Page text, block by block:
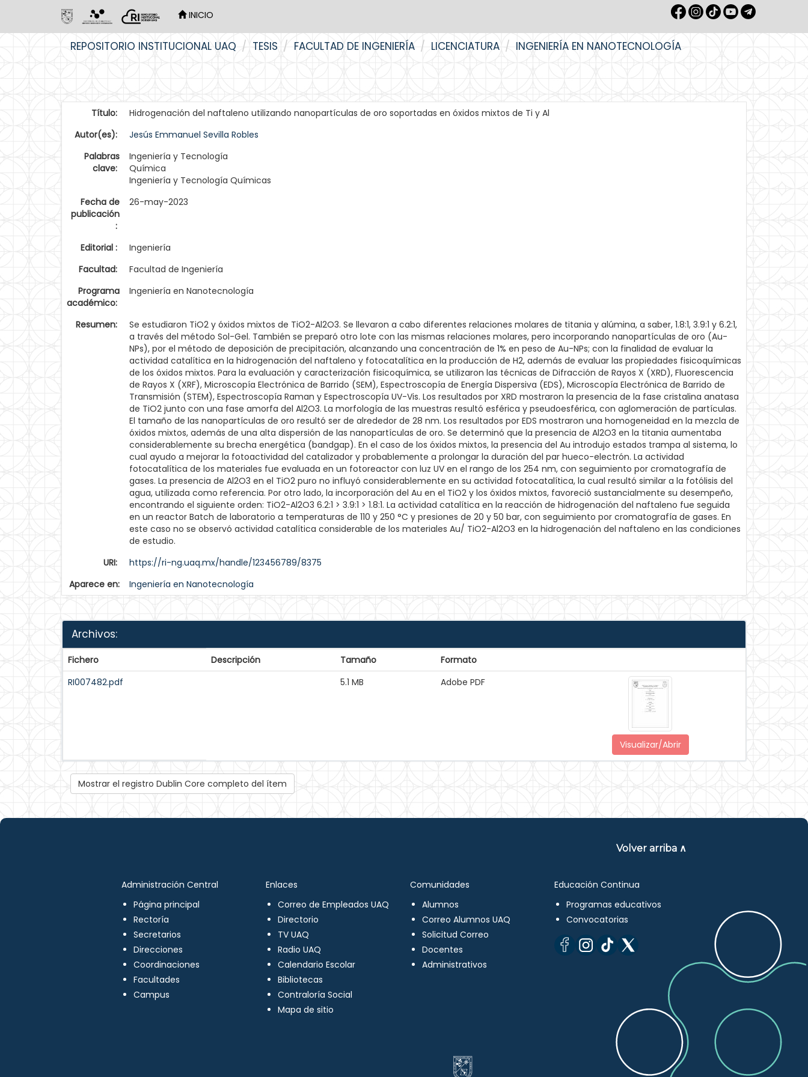
INICIO
REPOSITORIO INSTITUCIONAL UAQ TESIS FACULTAD DE INGENIERÍA LICENCIATURA INGENIERÍA EN NANOTECNOLOGÍA
Título:
Hidrogenación del naftaleno utilizando nanopartículas de oro soportadas en óxidos mixtos de Ti y Al
Autor(es):
Jesús Emmanuel Sevilla Robles
Palabras
clave:
Ingeniería y Tecnología
Química
Ingeniería y Tecnología Químicas
Fecha de
publicación
:
26-may-2023
Editorial :
Ingeniería
Facultad:
Facultad de Ingeniería
Programa
académico:
Ingeniería en Nanotecnología
Resumen:
Se estudiaron TiO2 y óxidos mixtos de TiO2-Al2O3. Se llevaron a cabo diferentes relaciones molares de titania y alúmina, a saber, 1.8:1, 3.9:1 y 6.2:1,
a través del método Sol-Gel. También se preparó otro lote con las mismas relaciones molares, pero incorporando nanopartículas de oro (Au-
NPs), por el método de deposición de precipitación, alcanzando una concentración de 1% en peso de Au-NPs; con la finalidad de evaluar la
actividad catalítica en la hidrogenación del naftaleno y fotocatalítica en la producción de H2, además de evaluar las propiedades fisicoquímicas
de los óxidos mixtos. Para la evaluación y caracterización fisicoquímica, se utilizaron las técnicas de Difracción de Rayos X (XRD), Fluorescencia
de Rayos X (XRF), Microscopía Electrónica de Barrido (SEM), Espectroscopía de Energía Dispersiva (EDS), Microscopía Electrónica de Barrido de
Transmisión (STEM), Espectroscopía Raman y Espectroscopía UV-Vis. Los resultados por XRD mostraron la presencia de la fase cristalina anatasa
de TiO2 junto con una fase amorfa del Al2O3. La morfología de las muestras resultó esférica y pseudoesférica, con aglomeración de partículas.
El tamaño de las nanopartículas de oro resultó ser de alrededor de 28 nm. Los resultados por EDS mostraron una homogeneidad en la mezcla de
óxidos mixtos, además de una alta dispersión de las nanopartículas de oro. Se determinó que la presencia de Al2O3 en la titania aumentaba
considerablemente su brecha energética (bandgap). En el caso de los óxidos mixtos, la presencia del Au introdujo estados trampa al sistema, lo
cual ayudo a mejorar la fotoactividad del catalizador y probablemente a prolongar la duración del par hueco-electrón. La actividad
fotocatalítica de los materiales fue evaluada en un fotoreactor con luz UV en el rango de los 254 nm, con seguimiento por cromatografía de
gases. La presencia de Al2O3 en el TiO2 puro no influyó considerablemente en su actividad fotocatalítica, la cual resultó similar a la fotólisis del
agua, utilizada como referencia. Por otro lado, la incorporación del Au en el TiO2 y los óxidos mixtos, favoreció sustancialmente su desempeño,
encontrando el siguiente orden: TiO2-Al2O3 6.2:1 > 3.9:1 > 1.8:1. La actividad catalítica en la reacción de hidrogenación del naftaleno fue seguida
en un reactor Batch de laboratorio a temperaturas de 110 y 250 °C y presiones de 20 y 50 bar, con seguimiento por cromatografía de gases. En
este caso no se observó actividad catalítica considerable de los materiales Au/ TiO2-Al2O3 en la hidrogenación del naftaleno en las condiciones
de estudio.
URI:
https://ri-ng.uaq.mx/handle/123456789/8375
Aparece en:
Ingeniería en Nanotecnología
Archivos:
Fichero Descripción Tamaño
Formato
RI007482.pdf
5.1 MB Adobe PDF
Visualizar/Abrir
Mostrar el registro Dublin Core completo del ítem
Volver arriba ∧
Administración Central
Página principal
Rectoría
Secretarios
Direcciones
Coordinaciones
Facultades
Campus
Enlaces
Correo de Empleados UAQ
Directorio
TV UAQ
Radio UAQ
Calendario Escolar
Bibliotecas
Contraloría Social
Mapa de sitio
Comunidades
Alumnos
Correo Alumnos UAQ
Solicitud Correo
Docentes
Administrativos
Educación Continua
Programas educativos
Convocatorias